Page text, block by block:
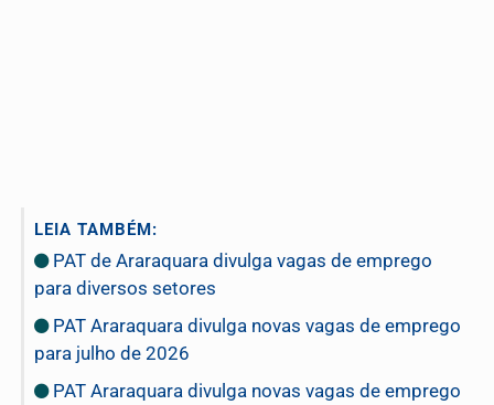
LEIA TAMBÉM:
PAT de Araraquara divulga vagas de emprego
para diversos setores
PAT Araraquara divulga novas vagas de emprego
para julho de 2026
PAT Araraquara divulga novas vagas de emprego